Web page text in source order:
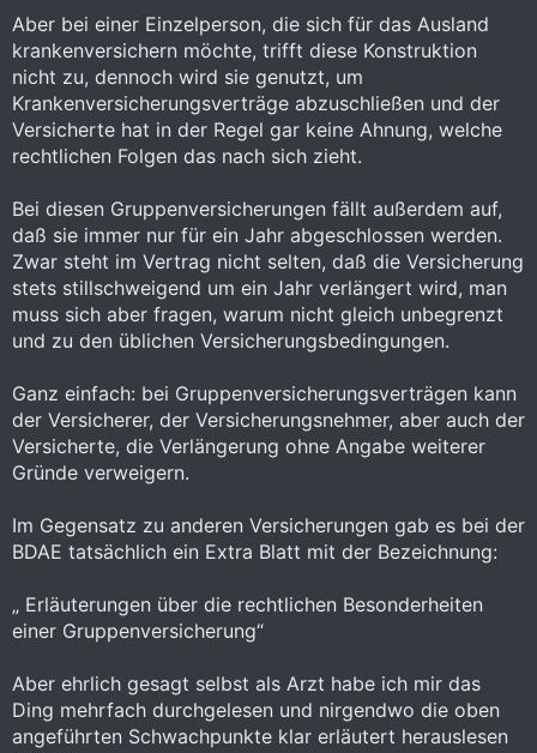
Aber bei einer Einzelperson, die sich für das Ausland
krankenversichern möchte, trifft diese Konstruktion
nicht zu, dennoch wird sie genutzt, um
Krankenversicherungsverträge abzuschließen und der
Versicherte hat in der Regel gar keine Ahnung, welche
rechtlichen Folgen das nach sich zieht.
Bei diesen Gruppenversicherungen fällt außerdem auf,
daß sie immer nur für ein Jahr abgeschlossen werden.
Zwar steht im Vertrag nicht selten, daß die Versicherung
stets stillschweigend um ein Jahr verlängert wird, man
muss sich aber fragen, warum nicht gleich unbegrenzt
und zu den üblichen Versicherungsbedingungen.
Ganz einfach: bei Gruppenversicherungsverträgen kann
der Versicherer, der Versicherungsnehmer, aber auch der
Versicherte, die Verlängerung ohne Angabe weiterer
Gründe verweigern.
Im Gegensatz zu anderen Versicherungen gab es bei der
BDAE tatsächlich ein Extra Blatt mit der Bezeichnung:
„ Erläuterungen über die rechtlichen Besonderheiten
einer Gruppenversicherung“
Aber ehrlich gesagt selbst als Arzt habe ich mir das
Ding mehrfach durchgelesen und nirgendwo die oben
angeführten Schwachpunkte klar erläutert herauslesen